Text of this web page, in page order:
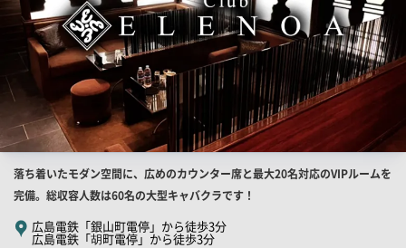
店
舗
PR
キ
落ち着いたモダン空間に、広めのカウンター席と最大20名対応のVIPルームを
完備。総収容人数は60名の大型キャバクラです！
広島電鉄「銀山町電停」から徒歩3分
広島電鉄「胡町電停」から徒歩3分